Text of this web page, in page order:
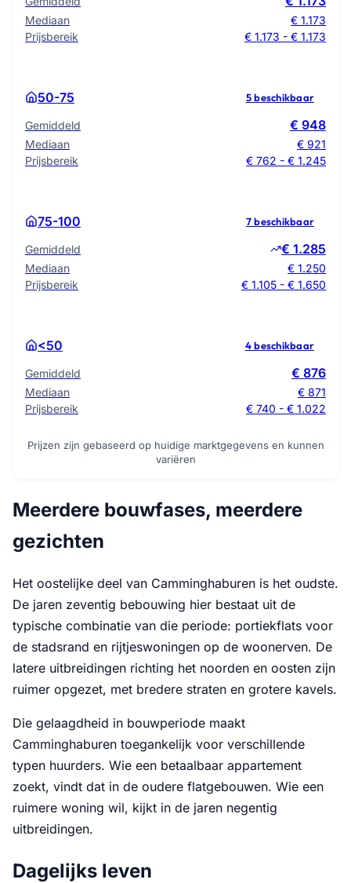
Mediaan
€ 1.173
Prijsbereik
€ 1.173 - € 1.173
50-75 5 beschikbaar
Gemiddeld € 948
Mediaan
€ 921
Prijsbereik
€ 762 - € 1.245
75-100 7 beschikbaar
Gemiddeld € 1.285
Mediaan
€ 1.250
Prijsbereik
€ 1.105 - € 1.650
<50 4 beschikbaar
Gemiddeld € 876
Mediaan
€ 871
Prijsbereik
€ 740 - € 1.022
Prijzen zijn gebaseerd op huidige marktgegevens en kunnen
variëren
Meerdere bouwfases, meerdere
gezichten
Het oostelijke deel van Camminghaburen is het oudste.
De jaren zeventig bebouwing hier bestaat uit de
typische combinatie van die periode: portiekflats voor
de stadsrand en rijtjeswoningen op de woonerven. De
latere uitbreidingen richting het noorden en oosten zijn
ruimer opgezet, met bredere straten en grotere kavels.
Die gelaagdheid in bouwperiode maakt
Camminghaburen toegankelijk voor verschillende
typen huurders. Wie een betaalbaar appartement
zoekt, vindt dat in de oudere flatgebouwen. Wie een
ruimere woning wil, kijkt in de jaren negentig
uitbreidingen.
Dagelijks leven